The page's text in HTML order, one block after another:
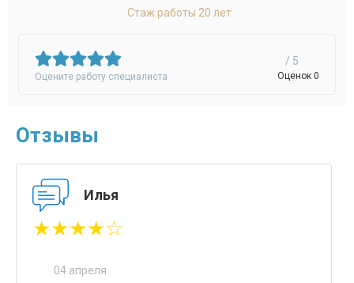
Стаж работы 20 лет
Оцените работу специалиста
/ 5
Оценок 0
Отзывы
Илья
★★★★☆
04 апреля